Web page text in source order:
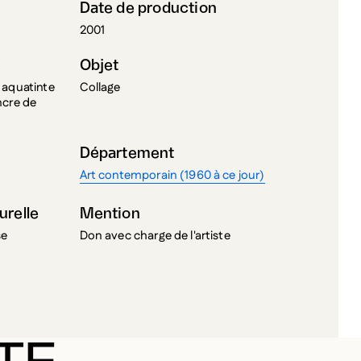
Date de production
2001
de
Objet
Collage
Département
Art contemporain (1960 à ce jour)
Mention
Don avec charge de l'artiste